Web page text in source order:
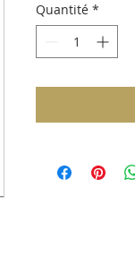
Quantité *